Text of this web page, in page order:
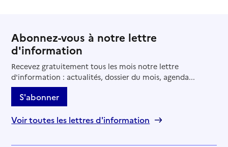
Abonnez-vous à notre lettre
d'information
Recevez gratuitement tous les mois notre lettre
d'information : actualités, dossier du mois, agenda...
S'abonner
Voir toutes les lettres d'information